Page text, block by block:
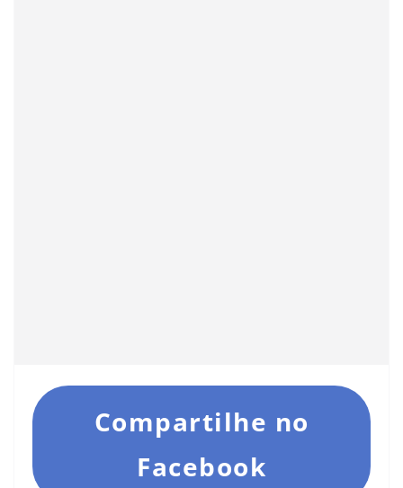
Compartilhe no
Facebook